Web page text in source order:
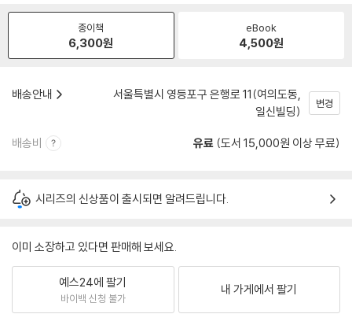
종이책
6,300원
eBook
4,500원
배송안내
서울특별시 영등포구 은행로 11(여의도동,
일신빌딩)
변경
배송비 유료 (도서 15,000원 이상 무료)
시리즈의 신상품이 출시되면 알려드립니다.
이미 소장하고 있다면 판매해 보세요.
예스24에 팔기
바이백 신청 불가
내 가게에서 팔기